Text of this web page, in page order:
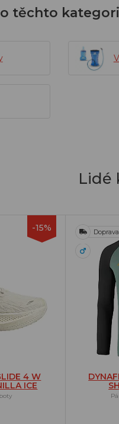
těchto
Lidé
-15%
4 W
ICE